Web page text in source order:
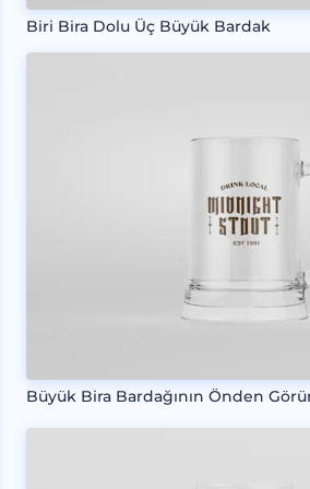
Biri Bira Dolu Üç Büyük Bardak
Büyük Bira Bardağının Önden